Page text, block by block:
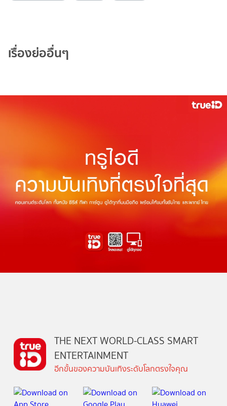
เรื่องย่ออื่นๆ
THE NEXT WORLD-CLASS SMART
ENTERTAINMENT
อีกขั้นของความบันเทิงระดับโลกตรงใจคุณ